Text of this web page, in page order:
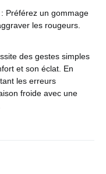
: Préférez un gommage
les rougeurs.
des gestes simples
et son éclat. En
les erreurs
froide avec une